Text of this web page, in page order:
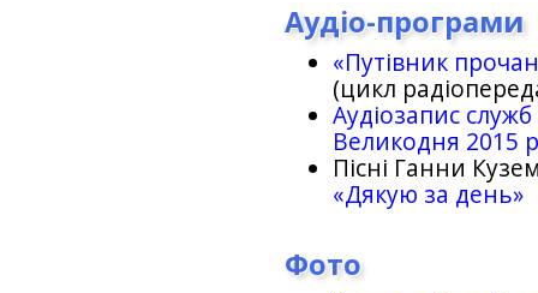
Аудіо-програми
«Путівник
(цикл
Аудіозапис
Великодня 2015
Пісні Ганни
«Дякую за день»
Фото